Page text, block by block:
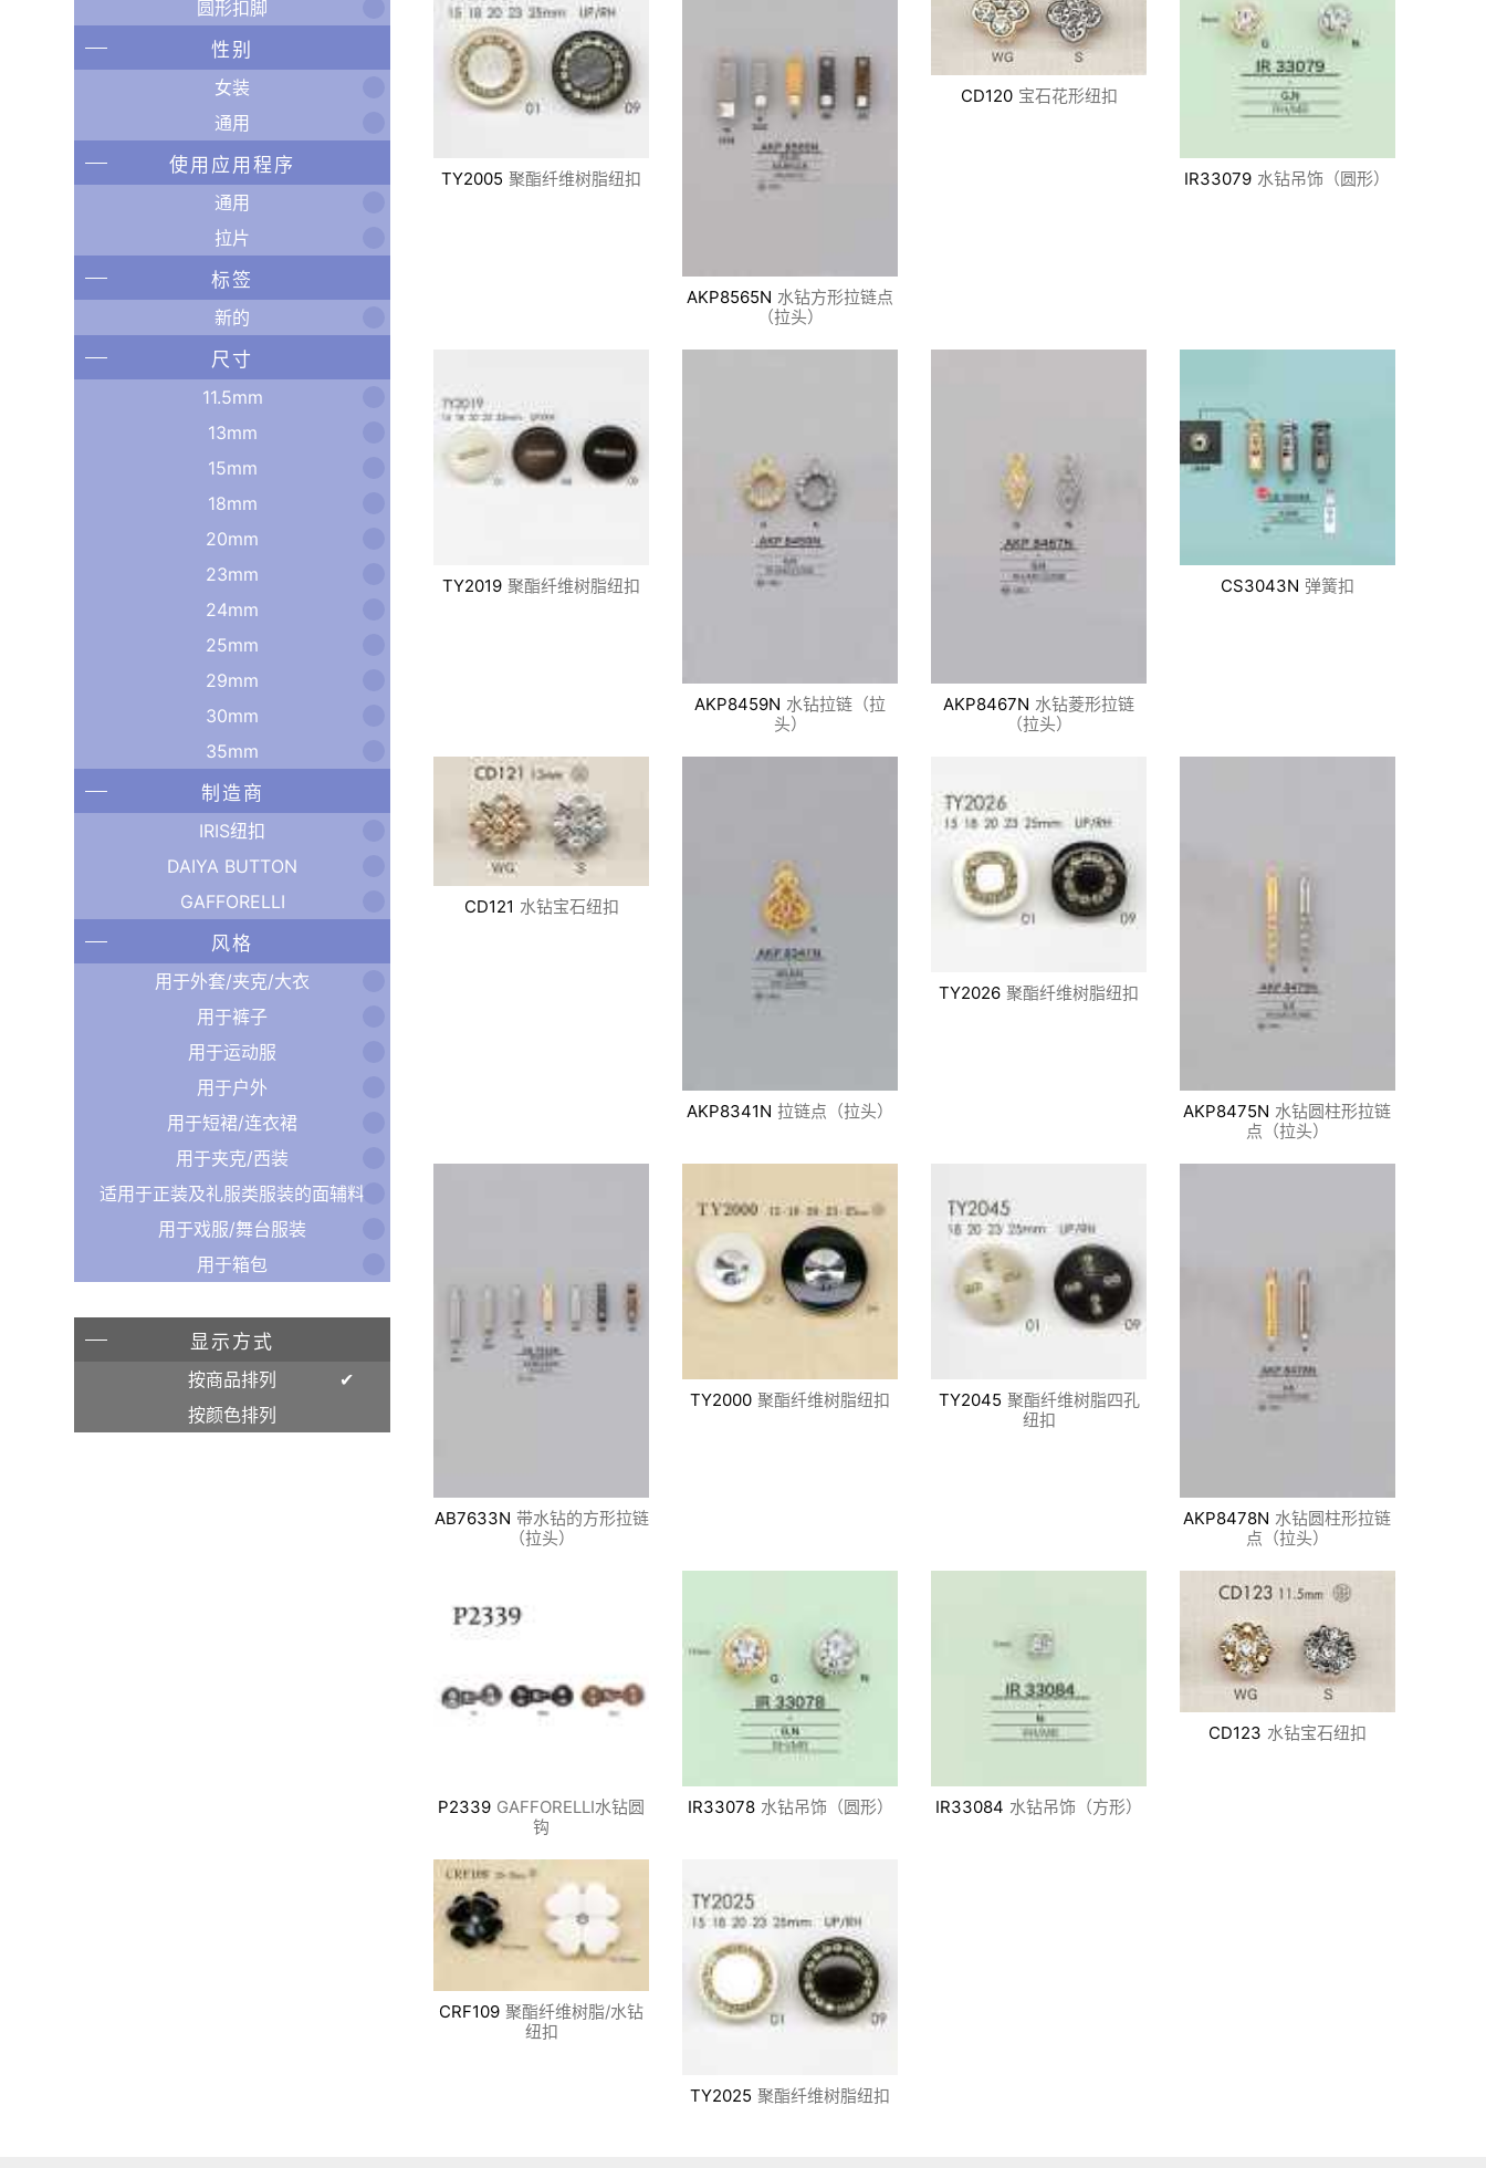
圆形扣脚
性别
女装
通用
使用应用程序
通用
拉片
标签
新的
尺寸
11.5mm
13mm
15mm
18mm
20mm
23mm
24mm
25mm
29mm
30mm
35mm
制造商
IRIS纽扣
DAIYA BUTTON
GAFFORELLI
风格
用于外套/夹克/大衣
用于裤子
用于运动服
用于户外
用于短裙/连衣裙
用于夹克/西装
适用于正装及礼服类服装的面辅料
用于戏服/舞台服装
用于箱包
显示方式
按商品排列
按颜色排列
TY2005 聚酯纤维树脂纽扣
AKP8565N 水钻方形拉链点
（拉头）
CD120 宝石花形纽扣
IR33079 水钻吊饰（圆形）
TY2019 聚酯纤维树脂纽扣
AKP8459N 水钻拉链（拉
头）
AKP8467N 水钻菱形拉链
（拉头）
CS3043N 弹簧扣
CD121 水钻宝石纽扣
AKP8341N 拉链点（拉头）
TY2026 聚酯纤维树脂纽扣
AKP8475N 水钻圆柱形拉链
点（拉头）
AB7633N 带水钻的方形拉链
（拉头）
TY2000 聚酯纤维树脂纽扣 TY2045 聚酯纤维树脂四孔
纽扣
AKP8478N 水钻圆柱形拉链
点（拉头）
P2339 GAFFORELLI水钻圆
钩
IR33078 水钻吊饰（圆形） IR33084 水钻吊饰（方形）
CD123 水钻宝石纽扣
CRF109 聚酯纤维树脂/水钻
纽扣
TY2025 聚酯纤维树脂纽扣